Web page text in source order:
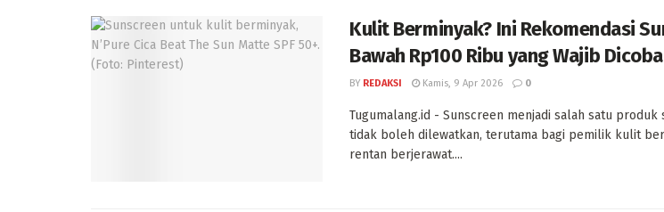
Kulit Berminyak? Ini Rekomendasi
Bawah Rp100 Ribu yang Wajib Dicoba
BY REDAKSI Kamis, 9 Apr 2026 0
Tugumalang.id - Sunscreen menjadi salah satu produk
tidak boleh dilewatkan, terutama bagi pemilik kulit
rentan berjerawat....